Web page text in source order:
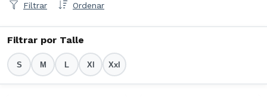
Ordenar
Filtrar
Filtrar por Talle
S M L Xl Xxl